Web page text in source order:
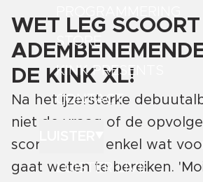
STORE
KINK PRESENTS
CONTACT
LUISTER LIVE
WET LEG
DE KINK XL!
Na het ijzersterke
niet de vraag of de
scoren, maar enkel wat
gaat weten te bereiken.